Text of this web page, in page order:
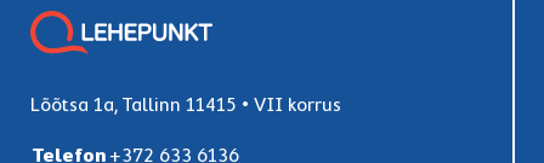
Lõõtsa 1a, Tallinn 11415 • VII korrus
Telefon+372 633 6136